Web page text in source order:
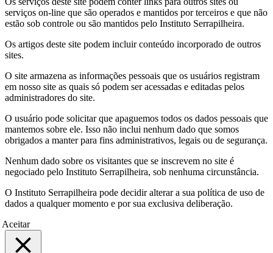
serviços on-line que são operados e mantidos por terceiros e que não
estão sob controle ou são mantidos pelo Instituto Serrapilheira.
Os artigos deste site podem incluir conteúdo incorporado de outros
sites.
O site armazena as informações pessoais que os usuários registram
em nosso site as quais só podem ser acessadas e editadas pelos
administradores do site.
O usuário pode solicitar que apaguemos todos os dados pessoais que
mantemos sobre ele. Isso não inclui nenhum dado que somos
obrigados a manter para fins administrativos, legais ou de segurança.
Nenhum dado sobre os visitantes que se inscrevem no site é
negociado pelo Instituto Serrapilheira, sob nenhuma circunstância.
O Instituto Serrapilheira pode decidir alterar a sua política de uso de
dados a qualquer momento e por sua exclusiva deliberação.
Aceitar